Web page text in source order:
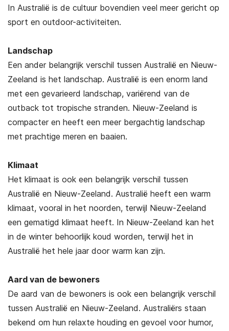
In Australië is de cultuur bovendien veel meer gericht op
sport en outdoor-activiteiten.
Landschap
Een ander belangrijk verschil tussen Australië en Nieuw-
Zeeland is het landschap. Australië is een enorm land
met een gevarieerd landschap, variërend van de
outback tot tropische stranden. Nieuw-Zeeland is
compacter en heeft een meer bergachtig landschap
met prachtige meren en baaien.
Klimaat
Het klimaat is ook een belangrijk verschil tussen
Australië en Nieuw-Zeeland. Australië heeft een warm
klimaat, vooral in het noorden, terwijl Nieuw-Zeeland
een gematigd klimaat heeft. In Nieuw-Zeeland kan het
in de winter behoorlijk koud worden, terwijl het in
Australië het hele jaar door warm kan zijn.
Aard van de bewoners
De aard van de bewoners is ook een belangrijk verschil
tussen Australië en Nieuw-Zeeland. Australiërs staan
bekend om hun relaxte houding en gevoel voor humor,